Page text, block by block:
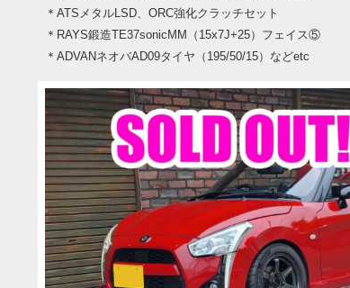
＊ATSメタルLSD、ORC強化クラッチセット
＊RAYS鍛造TE37sonicMM（15x7J+25）フェイス⑤
＊ADVANネオバAD09タイヤ（195/50/15）などetc